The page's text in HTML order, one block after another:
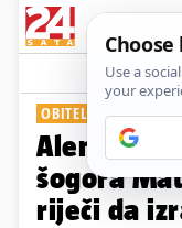
OBITELJ TUGUJE
Alen
šogora
riječi da